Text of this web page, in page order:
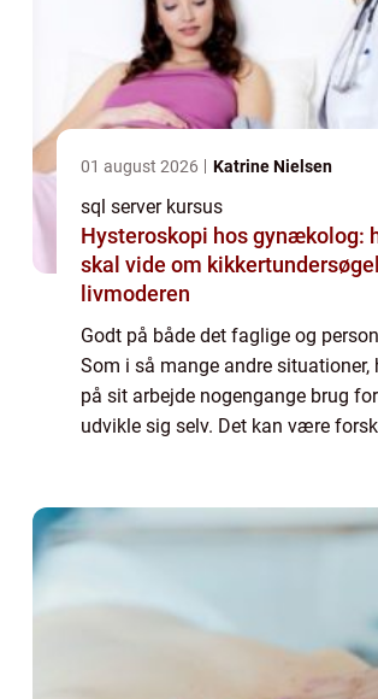
01 august 2026 Katrine Nielsen
sql server kursus
Hysteroskopi hos gynækolog:
skal vide om
livmoderen
Godt på både det faglige og
Som i så mange andre situationer,
på sit arbejde nogengange brug
udvikle sig selv. Det kan være